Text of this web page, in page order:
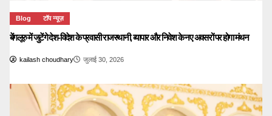
Blog टॉप न्यूज़
बेंगलूरु में जुटेंगे देश-विदेश के प्रवासी राजस्थानी, व्यापार और निवेश के नए अवसरों पर होगा मंथन
kailash choudhary जुलाई 30, 2026